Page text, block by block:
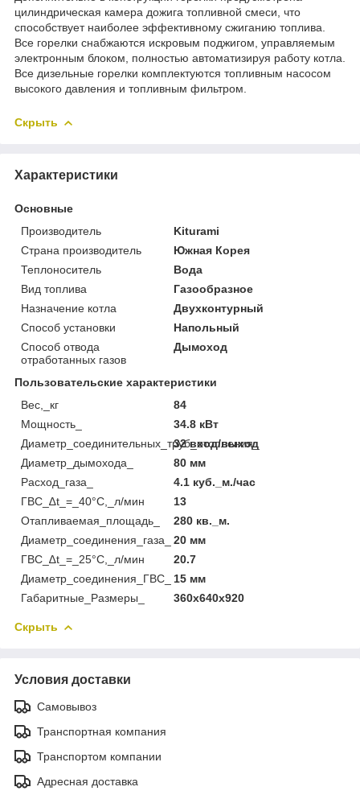
цилиндрическая камера дожига топливной смеси, что
способствует наиболее эффективному сжиганию топлива.
Все горелки снабжаются искровым поджигом, управляемым
электронным блоком, полностью автоматизируя работу котла.
Все дизельные горелки комплектуются топливным насосом
высокого давления и топливным фильтром.
Скрыть
Характеристики
Основные
Производитель
Kiturami
Страна производитель
Южная Корея
Теплоноситель
Вода
Вид топлива
Газообразное
Назначение котла
Двухконтурный
Способ установки
Напольный
Способ отвода
отработанных газов
Дымоход
Пользовательские характеристики
Вес,_кг
84
Мощность_
34.8 кВт
Диаметр_соединительных_труб_отопления_
32 вход/выход
Диаметр_дымохода_
80 мм
Расход_газа_
4.1 куб._м./час
ГВС_∆t_=_40°С,_л/мин
13
Отапливаемая_площадь_
280 кв._м.
Диаметр_соединения_газа_
20 мм
ГВС_∆t_=_25°С,_л/мин
20.7
Диаметр_соединения_ГВС_
15 мм
Габаритные_Размеры_
360x640x920
Скрыть
Условия доставки
Самовывоз
Транспортная компания
Транспортом компании
Адресная доставка